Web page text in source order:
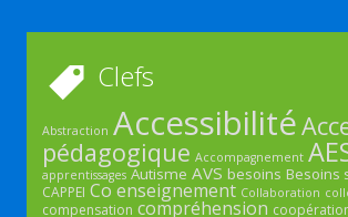
Clefs
Abstraction Accessibilité
pédagogique Accompagnement
apprentissages Autisme AVS besoins Besoins
CAPPEI Co enseignement Collaboration
compensation compréhension